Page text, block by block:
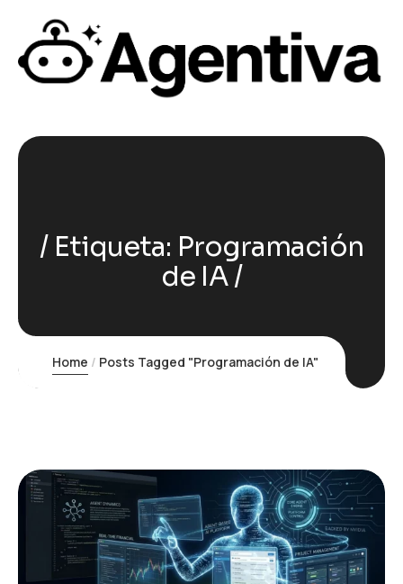
Etiqueta: Programación
de IA
Home Posts Tagged "Programación de IA"